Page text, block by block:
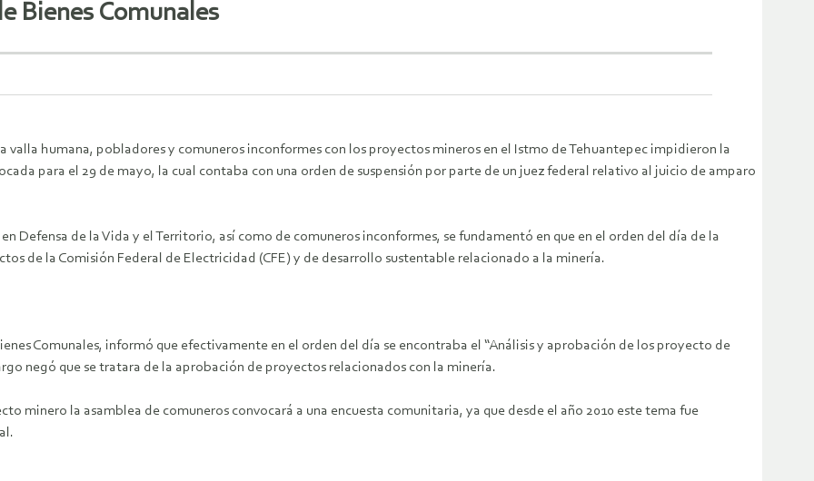
Bienes Comunales
valla humana, pobladores y comuneros inconformes con los proyectos mineros en el Istmo de Tehuantepec impidieron la
para el 29 de mayo, la cual contaba con una orden de suspensión por parte de un juez federal relativo al juicio de amparo
Defensa de la Vida y el Territorio, así como de comuneros inconformes, se fundamentó en que en el orden del día de la
de la Comisión Federal de Electricidad (CFE) y de desarrollo sustentable relacionado a la minería.
Comunales, informó que efectivamente en el orden del día se encontraba el “Análisis y aprobación de los proyecto de
negó que se tratara de la aprobación de proyectos relacionados con la minería.
minero la asamblea de comuneros convocará a una encuesta comunitaria, ya que desde el año 2010 este tema fue